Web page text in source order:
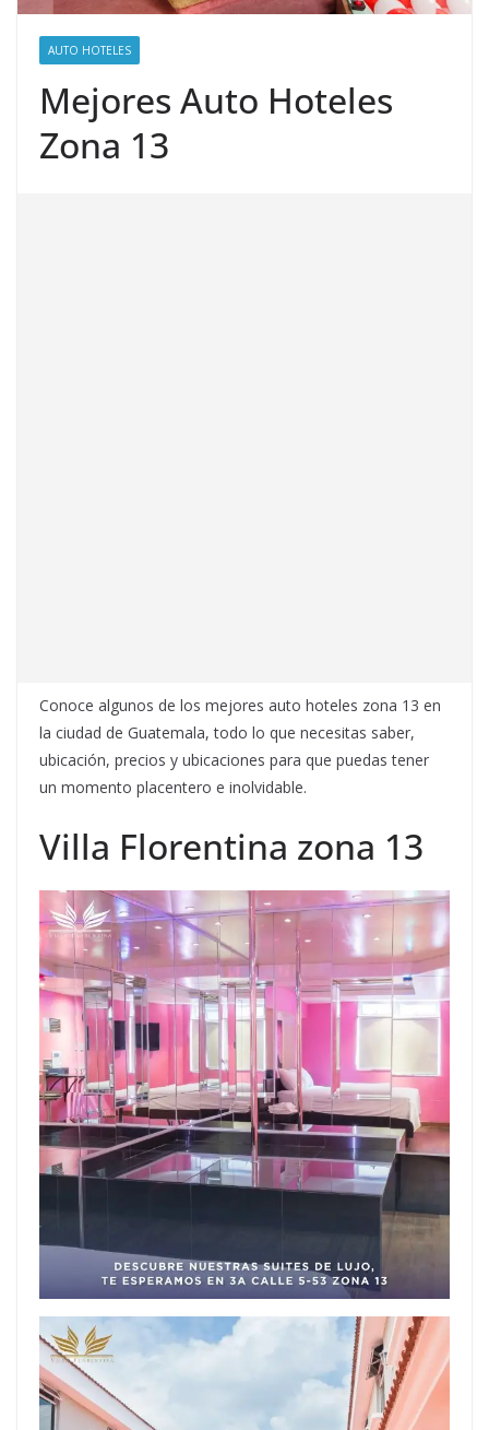
AUTO HOTELES
Mejores Auto Hoteles
Zona 13
Conoce algunos de los mejores auto hoteles zona 13 en
la ciudad de Guatemala, todo lo que necesitas saber,
ubicación, precios y ubicaciones para que puedas tener
un momento placentero e inolvidable.
Villa Florentina zona 13